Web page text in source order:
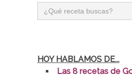
Buscar:
HOY HABLAMOS DE...
Las 8 recetas de